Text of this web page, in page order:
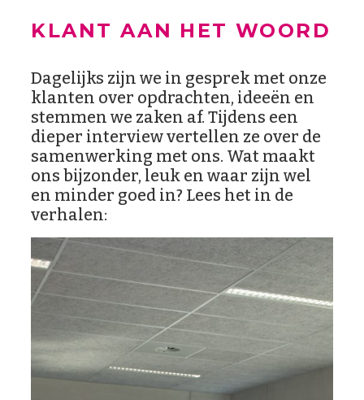
KLANT AAN HET WOORD
Dagelijks zijn we in gesprek met onze
klanten over opdrachten, ideeën en
stemmen we zaken af. Tijdens een
dieper interview vertellen ze over de
samenwerking met ons. Wat maakt
ons bijzonder, leuk en waar zijn wel
en minder goed in? Lees het in de
verhalen: